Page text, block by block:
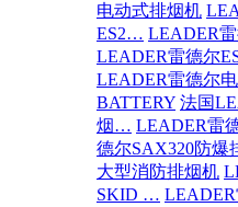
电动式排烟机
ES2… LEADER
LEADER雷德尔
LEADER雷德尔
BATTERY 法国
烟… LEADER雷
德尔SAX320防
大型消防排烟机
SKID …